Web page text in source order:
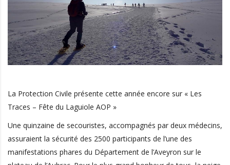
La Protection Civile présente cette année encore sur « Les
Traces – Fête du Laguiole AOP »
Une quinzaine de secouristes, accompagnés par deux médecins,
assuraient la sécurité des 2500 participants de l’une des
manifestations phares du Département de l’Aveyron sur le